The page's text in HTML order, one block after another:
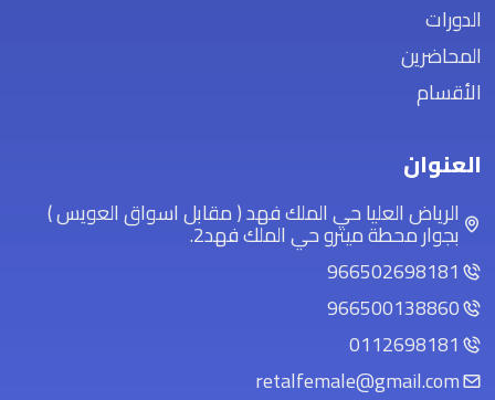
الدورات
المحاضرين
الأقسام
العنوان
الرياض العليا حي الملك فهد ( مقابل اسواق العويس )
بجوار محطة ميترو حي الملك فهد2.
966502698181
966500138860
0112698181
retalfemale@gmail.com